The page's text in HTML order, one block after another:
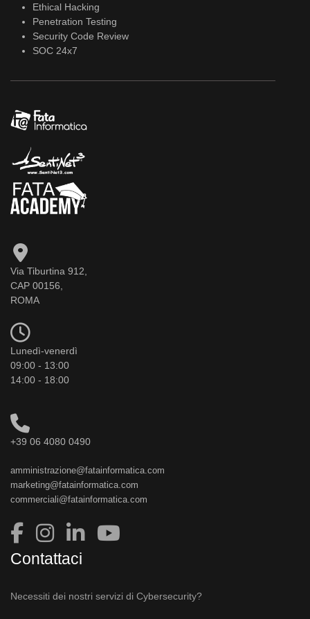
Ethical Hacking
Penetration Testing
Security Code Review
SOC 24x7
Via Tiburtina 912,
CAP 00156,
ROMA
Lunedì-venerdì
09:00 - 13:00
14:00 - 18:00
+39 06 4080 0490
amministrazione@fatainformatica.com
marketing@fatainformatica.com
commerciali@fatainformatica.com
Contattaci
Necessiti dei nostri servizi di Cybersecurity?